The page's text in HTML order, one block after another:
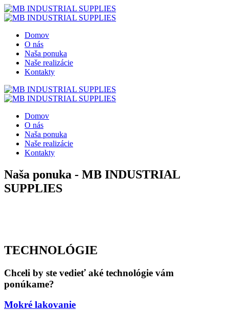
Domov
O nás
Naša ponuka
Naše realizácie
Kontakty
Domov
O nás
Naša ponuka
Naše realizácie
Kontakty
Naša ponuka - MB INDUSTRIAL
SUPPLIES
TECHNOLÓGIE
Chceli by ste vedieť aké technológie vám
ponúkame?
Mokré lakovanie